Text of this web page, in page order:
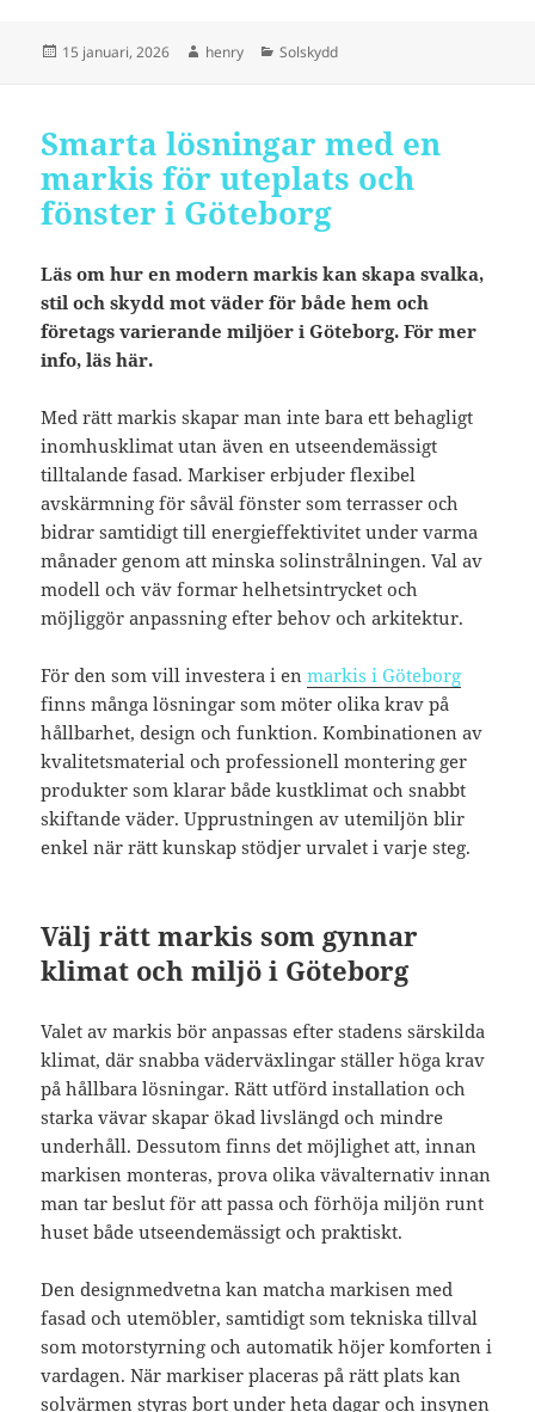
Postat
15 januari, 2026 Författare
henry Kategorier
Solskydd
Smarta lösningar med en
markis för uteplats och
fönster i Göteborg
Läs om hur en modern markis kan skapa svalka,
stil och skydd mot väder för både hem och
företags varierande miljöer i Göteborg. För mer
info, läs här.
Med rätt markis skapar man inte bara ett behagligt
inomhusklimat utan även en utseendemässigt
tilltalande fasad. Markiser erbjuder flexibel
avskärmning för såväl fönster som terrasser och
bidrar samtidigt till energieffektivitet under varma
månader genom att minska solinstrålningen. Val av
modell och väv formar helhetsintrycket och
möjliggör anpassning efter behov och arkitektur.
För den som vill investera i enmarkis i Göteborg
finns många lösningar som möter olika krav på
hållbarhet, design och funktion. Kombinationen av
kvalitetsmaterial och professionell montering ger
produkter som klarar både kustklimat och snabbt
skiftande väder. Upprustningen av utemiljön blir
enkel när rätt kunskap stödjer urvalet i varje steg.
Välj rätt markis som gynnar
klimat och miljö i Göteborg
Valet av markis bör anpassas efter stadens särskilda
klimat, där snabba väderväxlingar ställer höga krav
på hållbara lösningar. Rätt utförd installation och
starka vävar skapar ökad livslängd och mindre
underhåll. Dessutom finns det möjlighet att, innan
markisen monteras, prova olika vävalternativ innan
man tar beslut för att passa och förhöja miljön runt
huset både utseendemässigt och praktiskt.
Den designmedvetna kan matcha markisen med
fasad och utemöbler, samtidigt som tekniska tillval
som motorstyrning och automatik höjer komforten i
vardagen. När markiser placeras på rätt plats kan
solvärmen styras bort under heta dagar och insynen